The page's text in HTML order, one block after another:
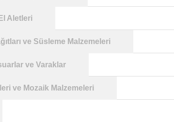
Aletleri
ve Süsleme Malzemeleri
ve Varaklar
ve Mozaik Malzemeleri